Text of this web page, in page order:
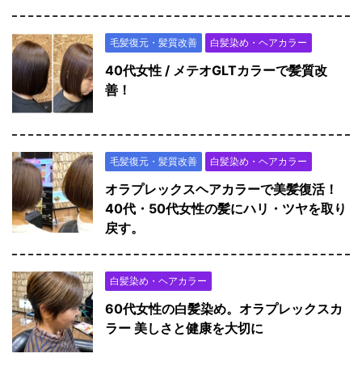
毛髪復元・髪質改善 白髪染め・ヘアカラー
40代女性 / メテオGLTカラーで髪質改
善！
毛髪復元・髪質改善 白髪染め・ヘアカラー
オラプレックスヘアカラーで美髪復活！
40代・50代女性の髪にハリ・ツヤを取り
戻す。
白髪染め・ヘアカラー
60代女性の白髪染め。オラプレックスカ
ラー 美しさと健康を大切に